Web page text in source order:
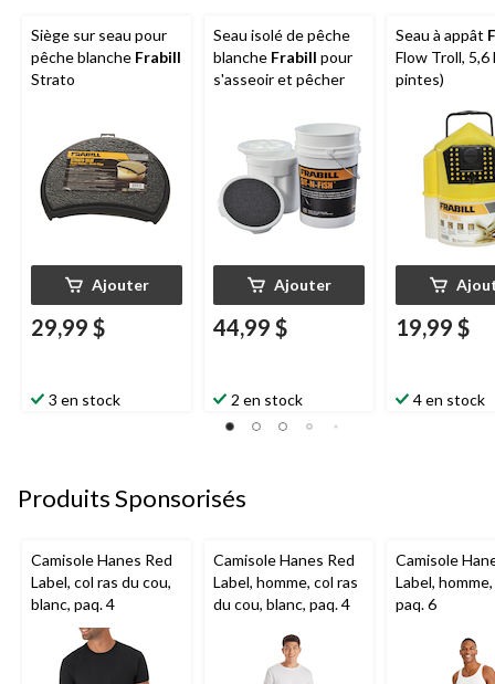
Siège sur seau pour
pêche blanche Frabill
Strato
Ajouter
29,99 $
3 en stock
Seau isolé de pêche
blanche Frabill pour
s'asseoir et pêcher
Ajouter
44,99 $
2 en stock
Seau à appât
Flow Troll, 5,6
pintes)
19,99 $
4 en stock
Produits Sponsorisés
Camisole Hanes Red
Label, col ras du cou,
blanc, paq. 4
Camisole Hanes Red
Label, homme, col ras
du cou, blanc, paq. 4
Camisole
Label,
paq. 6